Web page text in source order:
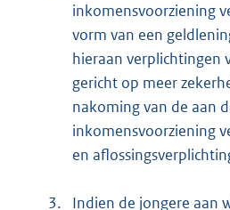
inkomensvoorziening
vorm van een
hieraan verplichtingen
gericht op meer
nakoming van de aan
inkomensvoorziening
en
3.
Indien de jongere aan